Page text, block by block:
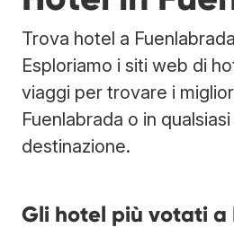
Trova hotel a
Esploriamo i siti web di
viaggi per trovare i
Fuenlabrada o in
destinazione.
Gli hotel più votati a